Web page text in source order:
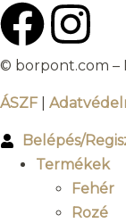
© borpont.com –
ÁSZF|
Belépés/
Termékek
Fehér
Rozé